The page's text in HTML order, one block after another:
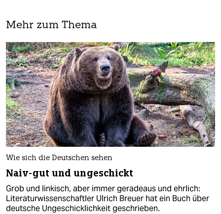
Mehr zum Thema
Wie sich die Deutschen sehen
Naiv-gut und ungeschickt
Grob und linkisch, aber immer geradeaus und ehrlich:
Literaturwissenschaftler Ulrich Breuer hat ein Buch über
deutsche Ungeschicklichkeit geschrieben.